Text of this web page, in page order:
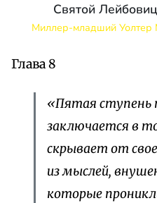
Святой
Миллер-младший Уолтер
Глава 8
«Пятая ступень
заключается в
скрывает от
из мыслей,
которые